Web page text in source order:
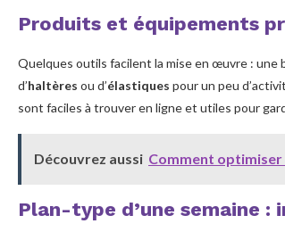
Produits et équipements
Quelques outils facilent la mise en œuvre : une
d’haltères ou d’élastiques pour un peu
sont faciles à trouver en ligne et utiles pour
Découvrez aussi Comment optimiser
Plan-type d’une semaine